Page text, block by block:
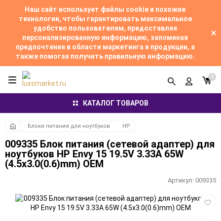
Наш сайт использует файлы cookie и похожие
технологии, чтобы гарантировать максимальное
удобство пользователям, предоставляя
персонализированную информацию, запоминая
предпочтения в области маркетинга и продукции, а
также помогая получить правильную информацию.
КАТАЛОГ ТОВАРОВ
0
Блоки питания для ноутбуков HP
009335 Блок питания (сетевой адаптер) для
ноутбуков HP Envy 15 19.5V 3.33A 65W
(4.5х3.0(0.6)mm) OEM
Артикул: 009335